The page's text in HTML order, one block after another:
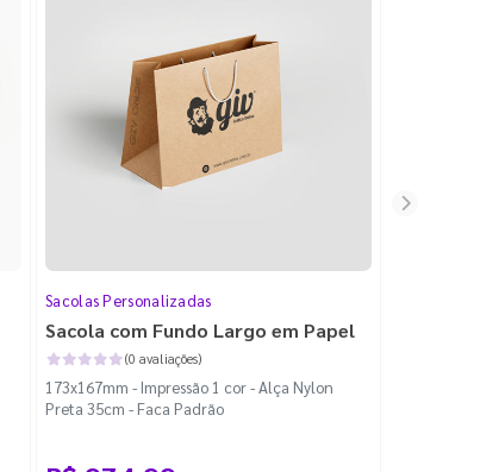
Sacolas Personalizadas
Sacola com Fundo Largo em Papel
(0 avaliações)
173x167mm - Impressão 1 cor - Alça Nylon
Preta 35cm - Faca Padrão